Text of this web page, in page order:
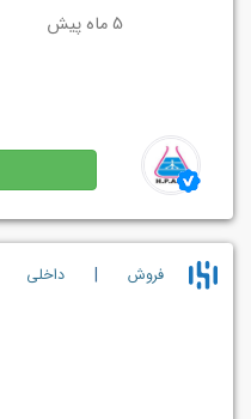
5 ماه پیش
فروش | داخلي